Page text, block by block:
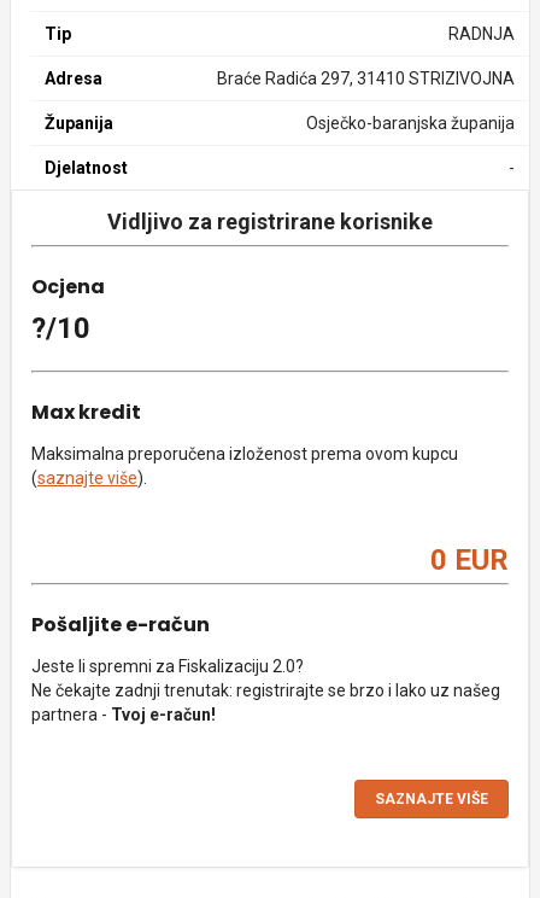
Tip RADNJA
Adresa Braće Radića 297, 31410 STRIZIVOJNA
Županija Osječko-baranjska županija
Djelatnost -
Vidljivo za registrirane korisnike
Ocjena
?/10
Max kredit
Maksimalna preporučena izloženost prema ovom kupcu
(saznajte više).
0 EUR
Pošaljite e-račun
Jeste li spremni za Fiskalizaciju 2.0?
Ne čekajte zadnji trenutak: registrirajte se brzo i lako uz našeg
partnera - Tvoj e-račun!
SAZNAJTE VIŠE